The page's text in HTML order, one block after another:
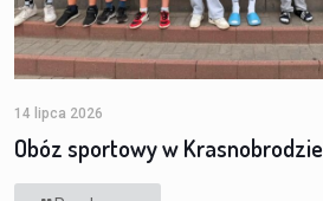
14 lipca 2026
Obóz sportowy w Krasnobrodzie